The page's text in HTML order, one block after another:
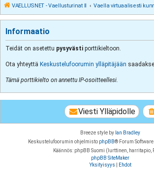
VAELLUSNET - Vaellusturinat II Vaella virtuaalisesti
Informaatio
Teidät on asetettu pysyvästi porttikieltoon.
Ota yhteyttä Keskustelufoorumin ylläpitäjään
Tämä porttikielto on annettu IP-osoitteellesi.
Viesti Ylläpidolle
Breeze style by Ian Bradley
Keskustelufoorumin ohjelmisto phpBB® Forum
Käännös: phpBB Suomi (lurttinen, harritapio,
phpBB SiteMaker
Yksityisyys
Ehdot